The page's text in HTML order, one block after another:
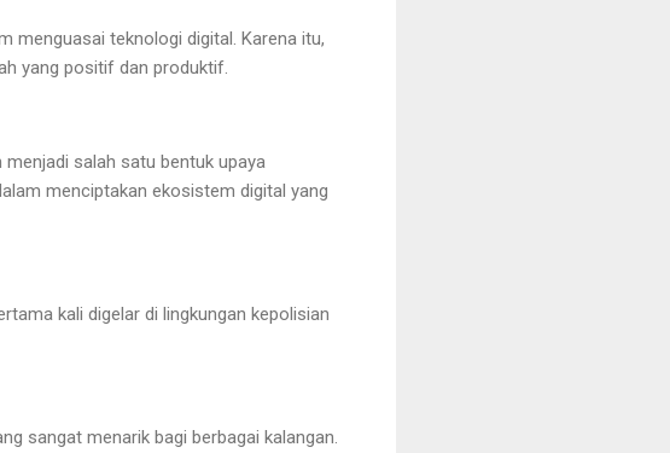
menguasai teknologi digital. Karena itu,
yang positif dan produktif.
salah satu bentuk upaya
menciptakan ekosistem digital yang
kali digelar di lingkungan kepolisian
sangat menarik bagi berbagai kalangan.